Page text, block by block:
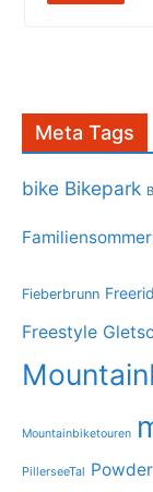
Meta Tags
bike Bikepark
Fieberbrunn
Freestyle
Mountainbiketouren
PillerseeTal Powder